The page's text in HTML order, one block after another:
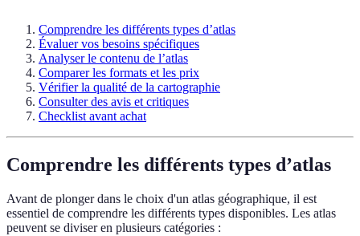
Comprendre les différents types d’atlas
Évaluer vos besoins spécifiques
Analyser le contenu de l’atlas
Comparer les formats et les prix
Vérifier la qualité de la cartographie
Consulter des avis et critiques
Checklist avant achat
Comprendre les différents types d’atlas
Avant de plonger dans le choix d'un atlas géographique, il est
essentiel de comprendre les différents types disponibles. Les atlas
peuvent se diviser en plusieurs catégories :